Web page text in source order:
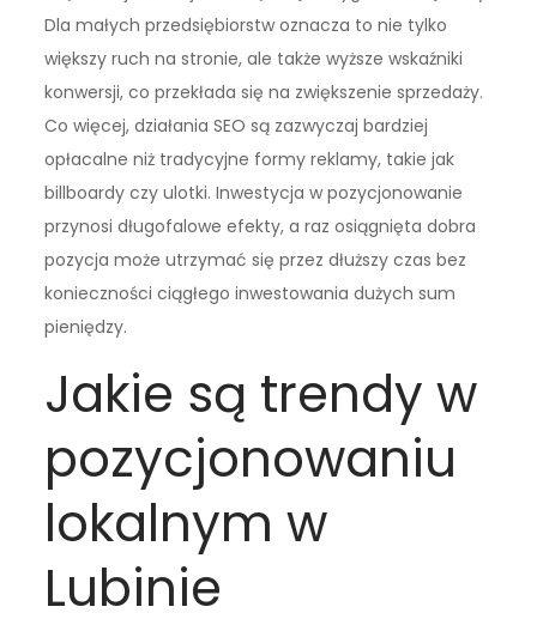
Dla małych przedsiębiorstw oznacza to nie tylko
większy ruch na stronie, ale także wyższe wskaźniki
konwersji, co przekłada się na zwiększenie sprzedaży.
Co więcej, działania SEO są zazwyczaj bardziej
opłacalne niż tradycyjne formy reklamy, takie jak
billboardy czy ulotki. Inwestycja w pozycjonowanie
przynosi długofalowe efekty, a raz osiągnięta dobra
pozycja może utrzymać się przez dłuższy czas bez
konieczności ciągłego inwestowania dużych sum
pieniędzy.
Jakie są trendy w
pozycjonowaniu
lokalnym w
Lubinie